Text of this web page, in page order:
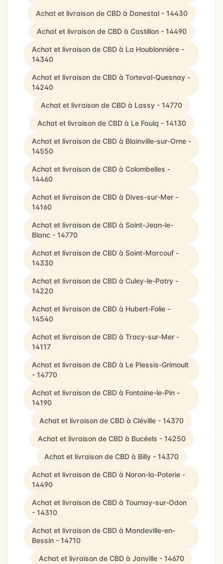
Achat et livraison de CBD à Danestal - 14430
Achat et livraison de CBD à Castillon - 14490
Achat et livraison de CBD à La Houblonnière -
14340
Achat et livraison de CBD à Torteval-Quesnay -
14240
Achat et livraison de CBD à Lassy - 14770
Achat et livraison de CBD à Le Faulq - 14130
Achat et livraison de CBD à Blainville-sur-Orne -
14550
Achat et livraison de CBD à Colombelles -
14460
Achat et livraison de CBD à Dives-sur-Mer -
14160
Achat et livraison de CBD à Saint-Jean-le-
Blanc - 14770
Achat et livraison de CBD à Saint-Marcouf -
14330
Achat et livraison de CBD à Culey-le-Patry -
14220
Achat et livraison de CBD à Hubert-Folie -
14540
Achat et livraison de CBD à Tracy-sur-Mer -
14117
Achat et livraison de CBD à Le Plessis-Grimoult
- 14770
Achat et livraison de CBD à Fontaine-le-Pin -
14190
Achat et livraison de CBD à Cléville - 14370
Achat et livraison de CBD à Bucéels - 14250
Achat et livraison de CBD à Billy - 14370
Achat et livraison de CBD à Noron-la-Poterie -
14490
Achat et livraison de CBD à Tournay-sur-Odon
- 14310
Achat et livraison de CBD à Mandeville-en-
Bessin - 14710
Achat et livraison de CBD à Janville - 14670